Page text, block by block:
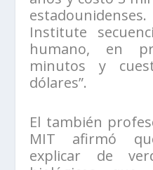
Institute
humano, en
minutos y
dólares”.
El también
MIT afirmó
explicar de